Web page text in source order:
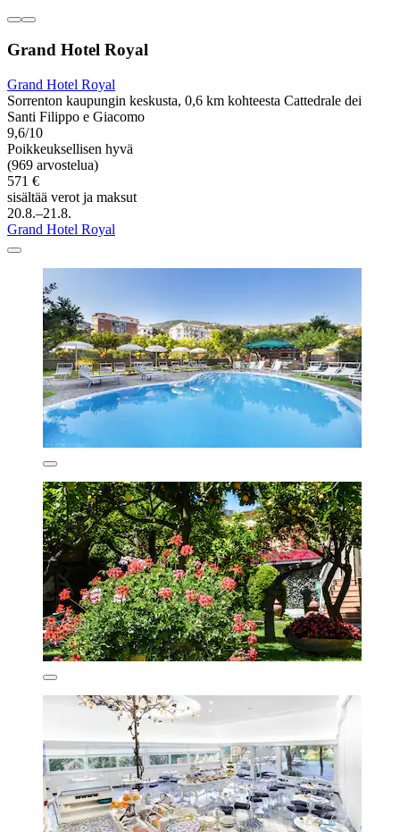
Grand Hotel Royal
Grand Hotel Royal
Sorrenton kaupungin keskusta, 0,6 km kohteesta Cattedrale dei
Santi Filippo e Giacomo
9,6/10
Poikkeuksellisen hyvä
(969 arvostelua)
571 €
sisältää verot ja maksut
20.8.–21.8.
Grand Hotel Royal